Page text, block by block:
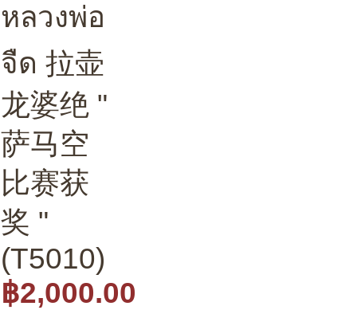
หลวงพ่อ
จืด 拉壶
龙婆绝 "
萨马空
比赛获
奖 "
(T5010)
฿2,000.00